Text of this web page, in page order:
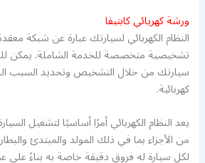
ورشة كهريائي كابتيفا
النظام الكهربائي لسيارتك عبارة عن شبكة
تشخيصية متخصصة للخدمة الشاملة. يمكن
سيارتك من خلال التشخيص وتحديد السبب
كهربائية.
يعد النظام الكهربائي أمرًا أساسيًا لتشغيل
من الأجزاء بما في ذلك المولد والمبتدئ
لكل سيارة له فروق دقيقة خاصة به بناءً على